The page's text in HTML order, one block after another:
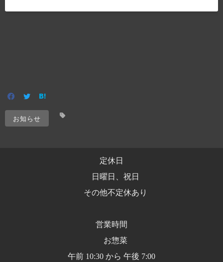
お知らせ
定休日
日曜日、祝日
その他不定休あり
営業時間
お惣菜
午前 10:30 から 午後 7:00